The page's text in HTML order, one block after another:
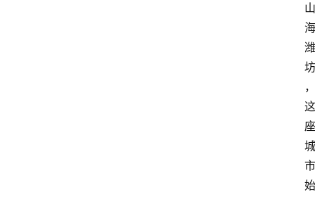
山
海
潍
坊
，
这
座
城
市
始